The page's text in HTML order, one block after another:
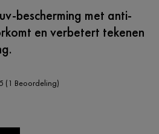
bescherming met anti-
en verbetert tekenen
(1 Beoordeling)